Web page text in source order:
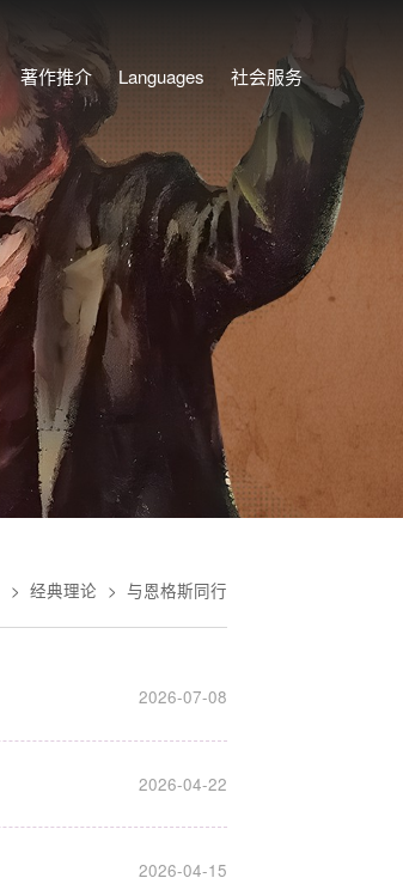
著作推介 Languages 社会服务
> 经典理论 > 与恩格斯同行
2026-07-08
2026-04-22
2026-04-15